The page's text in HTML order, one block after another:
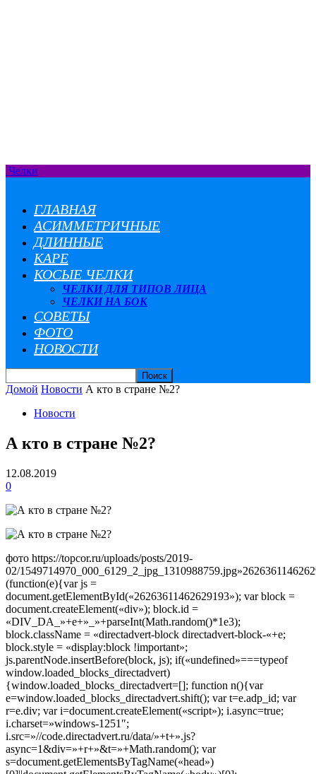
Челки
ГЛАВНАЯ
АСИММЕТРИЧНЫЕ
ДЛИННЫЕ
КАРЕ
КОСЫЕ ЧЕЛКИ
ЧЕЛКИ ДЛЯ ТИПОВ ЛИЦА
ЧЕЛКИ НА БОК
СОВЕТЫ
ФОТО
НОВОСТИ
Домой Новости А кто в стране №2?
Новости
А кто в стране №2?
12.08.2019
0
фото https://topcor.ru/uploads/posts/2019-
02/
(function(e){var js =
document.getElementById(«26263611462629193»); var block =
document.createElement(«div»); block.id =
«DIV_DA_»+e+»_»+parseInt(Math.random()*1e3);
block.className = «directadvert-block directadvert-block-«+e;
block.style = «display:block !important»;
js.parentNode.insertBefore(block, js); if(«undefined»===typeof
window.loaded_blocks_directadvert)
{window.loaded_blocks_directadvert=[]; function n(){var
e=window.loaded_blocks_directadvert.shift(); var t=e.adp_id; var
r=e.div; var i=document.createElement(«script»); i.async=true;
i.charset=»windows-1251″;
i.src=»//code.directadvert.ru/data/»+t+».js?
async=1&div=»+r+»&t=»+Math.random(); var
s=document.getElementsByTagName(«head»)